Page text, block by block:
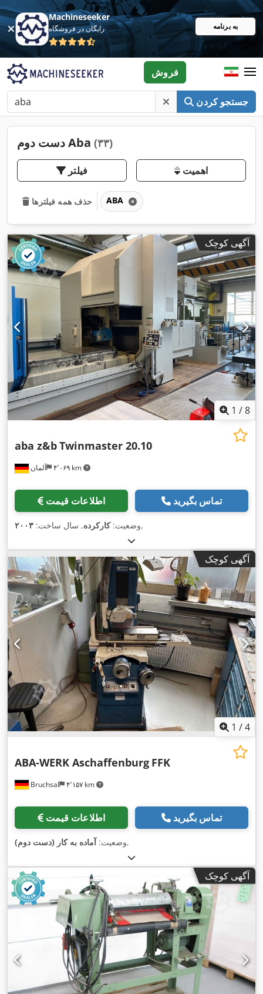
Machineseeker
رایگان در فروشگاه به برنامه
جستجو کردن
فروش
دست دوم Aba (۳۳)
فیلتر اهمیت
حذف همه فیلترها ABA
آگهی کوچک
1 /8
آلمان ۴٬۰۶۹ km
aba z&bTwinmaster 20.10
اطلاعات قیمت تماس بگیرید
وضعیت:کارکرده, سال ساخت: ۲۰۰۳ ,
آگهی کوچک
1 /4
Bruchsal ۴٬۱۵۷ km
ABA-WERK Aschaffenburg FFK
اطلاعات قیمت تماس بگیرید
وضعیت:آماده به کار (دست دوم) ,
آگهی کوچک